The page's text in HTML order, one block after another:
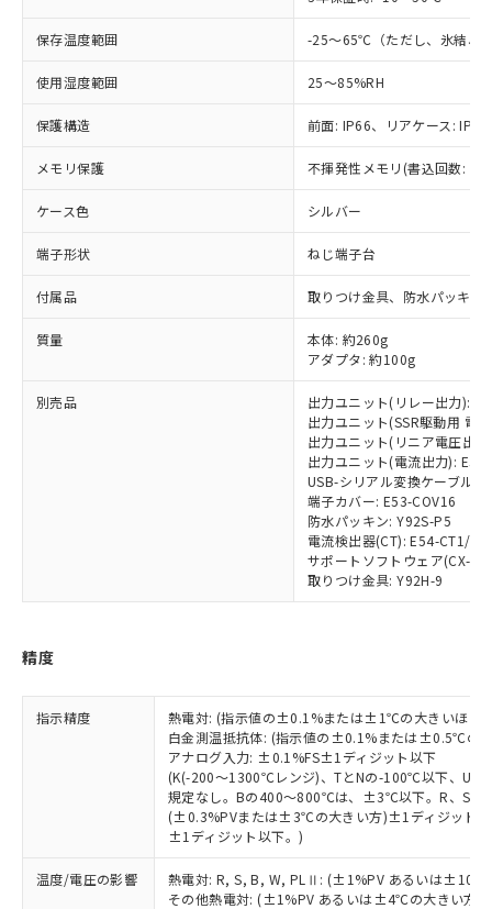
保存温度範囲 -25～65℃（ただし、氷結、
使用湿度範囲 25～85%RH
保護構造 前面: IP66、リアケース:
メモリ保護 不揮発性メモリ(書込回数:
ケース色 シルバー
端子形状 ねじ端子台
付属品 取りつけ金具、防水パッキン
質量
本体: 約260g
アダプタ: 約100g
別売品
出力ユニット(リレー出力):
出力ユニット(SSR駆動用 電
出力ユニット(リニア電圧出
出力ユニット(電流出力):
USB-シリアル変換ケーブル:
端子カバー: E53-COV16
防水パッキン: Y92S-P5
電流検出器(CT): E54-CT1/
サポートソフトウェア(CX-
取りつけ金具: Y92H-9
精度
指示精度
熱電対: (指示値の±0.1%または±1℃の大きいほう
白金測温抵抗体: (指示値の±0.1%または±0.5℃の
アナログ入力: ±0.1%FS±1ディジット以下
(K(-200～1300℃レンジ)、TとNの-100℃以下、U
規定なし。Bの400～800℃は、±3℃以下。R、S
(±0.3%PVまたは±3℃の大きい方)±1ディジット
±1ディジット以下。)
温度/電圧の影響
熱電対: R, S, B, W, PLⅡ: (±1%PV あるいは±10℃
その他熱電対: (±1%PV あるいは±4℃の大きい方
(税抜)を提供させていただくもので
当社制御機器事業取扱商品の中には、
本サービスの対象外となる商品もある
在庫状況および標準価格照会結果は、
記載している更新日時点での社内デー
タに基づき作成されるものであり、閲
覧された時点での実際の在庫および標
準価格とは異なる場合があることをご
正式な納期状況および標準価格はお客
様のお取引先、またはお客様担当のオ
ムロン制御機器販売店・当社販売員に
オムロン制御機器販売店や当社販売拠
在庫状況および標準価格結果を当社の
事前の承諾なく第三者に漏洩または開
示しないようお願いします。
マイパーツ機能（部品リスト作成サー
ビス）をご利用いただくには、I-Web
メンバーズにご登録されている必要が
お客様が当ウェブサイト上で当社にご
をご了承ください。
※当社の共同利用者とは、"個人情報
の共同利用に関して"
の「1.共同利
用者の範囲」に記載されている法人を
指します。
非該当品：ライセンス料など無形物で、有
害物質有無と関係のない商品です。
仕入先様の事情により、非含有部品として
いたものが、含有品と判明した場合などや
むを得ず変更することがあります。
*EU RoHS指令（10物質）：
鉛(Pb) 1000ppm以下、 水銀(Hg) 1000ppm以下、 カド
六価クロム(Cr(Ⅵ)) 1000ppm以下、ポリ臭化ビフェニル
類(PBB) 1000ppm以下、ポリ臭化ジフェニルエーテル類
(PBDE) 1000ppm以下、フタル酸ビス(2-エチルヘキシ
（DBP） 1000ppm以下、フタル酸ジイソブチル
但し、RoHS指令で産業用監視および制御機器に対する
フタル酸エステル類の４物質については閾値を超える意
図的な使用がないことを確認しています。
部品在庫の切り替え状況などにより、予定
月が前後することがあります。
EU RoHS指令（10物質）の非含有証明書
51物質の非含有証明書（当社基準）
※本証明書は発行日時点で非含有を証明す
るもので、過去に遡って非含有を証明する
ものではありません。
また、RoHS指令のフタル酸エステル類４
物質の対応では、対応完了までの期間は出
荷製品に未対応品が混在することから備考
「○」：最大均質材料含有率が中国RoHSの
基準値以下であることを示します。
「×」：最大均質材料含有率が中国RoHSの
基準値を超えていることを示します。
「－」：未確認です。当社販売部門へお問
*中国RoHS10物質の基準値 (GB/T26572)：
Pb(鉛) :1000ppm、 Hg(水銀) : 1000ppm、 Cd(カドミウ
ニル類) : 1000ppm、 PBDEs(ポリ臭化ジフェニルエーテ
DBP(フタル酸ジブチル) : 1000ppm、 DIBP(フタル酸ジ
イソブチル) : 1000ppm、 BBP(フタル酸ブチルベンジ
DEHP(フタル酸ビス(2-エチルヘキシル)) : 1000ppm
「ｅ」：有害物質（10物質）のすべてが基
準値以下であることを示します。
「10」：通常の使用状況下において有害物
質が外部に漏えいし、環境に深刻な影響を
及ぼさない年数を意味します。
「－」：未確認です。当社販売部門へお問
当社は、これら貴社製品のうち、外国
為替および外国貿易法に定める商品
（以下｢規制貨物等」という）を輸出
または国外への提供する場合は、日本
可)を取得するなどの必要な手続きを
当社は規制貨物を破棄する場合は、完
全に破砕するなど、違法に輸出されな
いよう必要な手段を講じます。
当社は貴社製品を、核兵器、ミサイ
ル、化学兵器、生物兵器またはその他
武器並びにこれらの製造装置等に一切
当社は、貴社製品を第三者に販売する
場合は、上記1、2および3の内容を当
該第三者に通知します。また当社は、
販売先および販売に係わる関係者が違
法に輸出するおそれがある場合は、取
一定数以上の在庫あり
一定数には満たないが在庫あり
在庫なし(最新の在庫状況につ
いては、お客様のお取引先、ま
たはお客様担当のオムロン制御
機器販売店・当社販売員にご確
受注生産機種、また在庫状況の
情報を公開していない機種